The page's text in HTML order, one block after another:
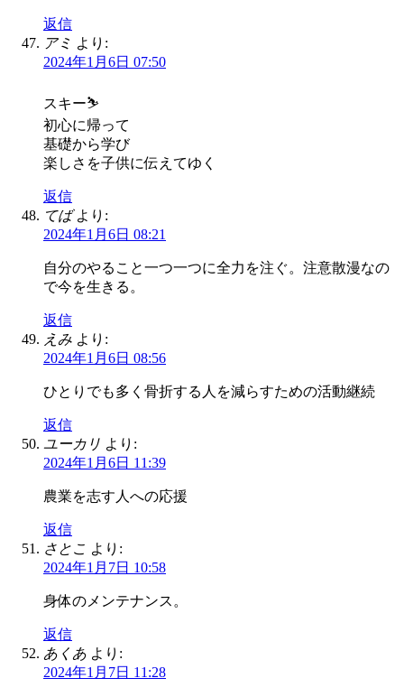
返信
アミ より:
2024年1月6日 07:50
スキー⛷
初心に帰って
基礎から学び
楽しさを子供に伝えてゆく
返信
てば より:
2024年1月6日 08:21
自分のやること一つ一つに全力を注ぐ。注意散漫なの
で今を生きる。
返信
えみ より:
2024年1月6日 08:56
ひとりでも多く骨折する人を減らすための活動継続
返信
ユーカリ より:
2024年1月6日 11:39
農業を志す人への応援
返信
さとこ より:
2024年1月7日 10:58
身体のメンテナンス。
返信
あくあ より:
2024年1月7日 11:28